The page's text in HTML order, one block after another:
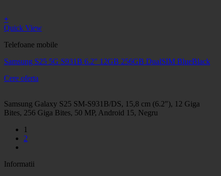
+
Quick View
Telefoane mobile
Samsung S25 5G S931B 6.2" 12GB 256GB DualSIM BlueBlack
Cere oferta
Samsung Galaxy S25 SM-S931B/DS, 15,8 cm (6.2"), 12 Giga
Bites, 256 Giga Bites, 50 MP, Android 15, Negru
1
2
Informatii